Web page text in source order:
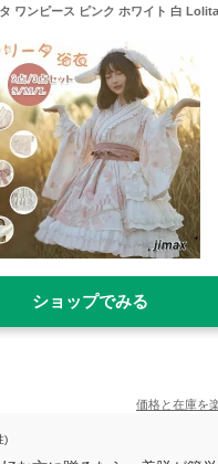
ショップでみる
価格と在庫を
)